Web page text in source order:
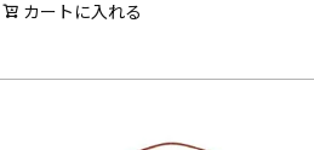
カートに入れる